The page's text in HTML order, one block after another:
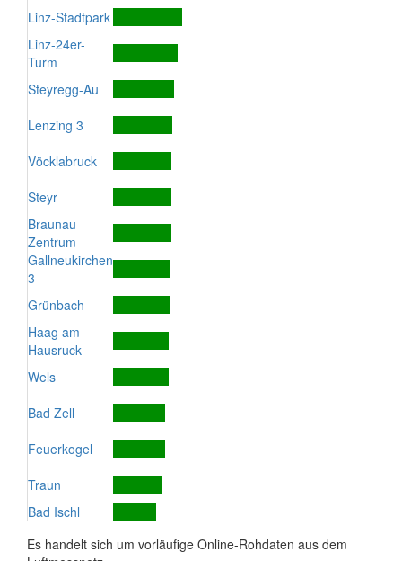
Linz-Stadtpark
Linz-24er-
Turm
Steyregg-Au
Lenzing 3
Vöcklabruck
Steyr
Braunau
Zentrum
Gallneukirchen
3
Grünbach
Haag am
Hausruck
Wels
Bad Zell
Feuerkogel
Traun
Bad Ischl
Es handelt sich um vorläufige Online-Rohdaten aus dem